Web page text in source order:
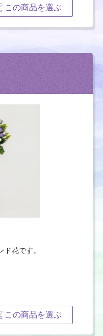
この商品を選ぶ
花です。
この商品を選ぶ